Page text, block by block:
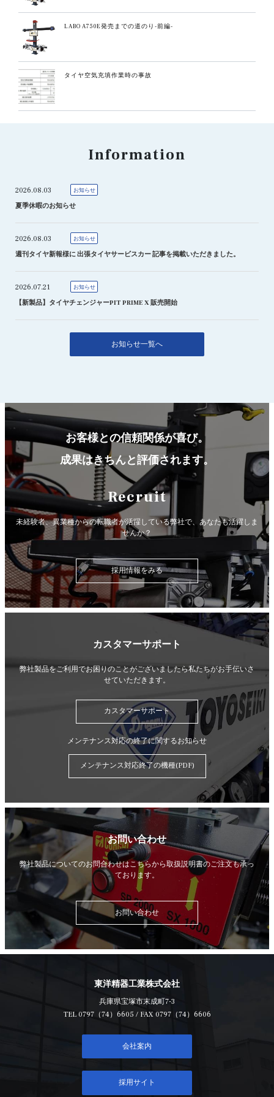
LABO A750E発売までの道のり-前編-
タイヤ空気充填作業時の事故
Information
2026.08.03 お知らせ
夏季休暇のお知らせ
2026.08.03 お知らせ
週刊タイヤ新報様に 出張タイヤサービスカー 記事を掲載いただきました。
2026.07.21 お知らせ
【新製品】タイヤチェンジャーPIT PRIME X 販売開始
お知らせ一覧へ
お客様との信頼関係が喜び。
成果はきちんと評価されます。
Recruit
未経験者、異業種からの転職者が活躍している弊社で、 あなたも活躍しま
せんか？
採用情報をみる
カスタマーサポート
弊社製品をご利用でお困りのことがございましたら私たちがお手伝いさ
せていただきます。
カスタマーサポート
メンテナンス対応の終了に関するお知らせ
メンテナンス対応終了の機種(PDF)
お問い合わせ
弊社製品についてのお問合わせはこちらから取扱説明書のご注文も承っ
ております。
お問い合わせ
東洋精器工業株式会社
兵庫県宝塚市末成町7-3
TEL 0797（74）6605 / FAX 0797（74）6606
会社案内
採用サイト